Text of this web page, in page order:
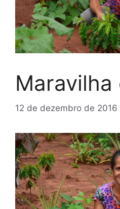
Maravilha
12 de dezembro de 2016